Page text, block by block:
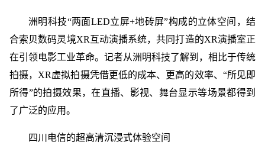
洲明科技“两面LED立屏+地砖屏”构成的立体空间，结
合索贝数码灵境XR互动演播系统，共同打造的XR演播室正
在引领电影工业革命。记者从洲明科技了解到，相比于传统
拍摄，XR虚拟拍摄凭借更低的成本、更高的效率、“所见即
所得”的拍摄效果，在直播、影视、舞台显示等场景都得到
了广泛的应用。
四川电信的超高清沉浸式体验空间